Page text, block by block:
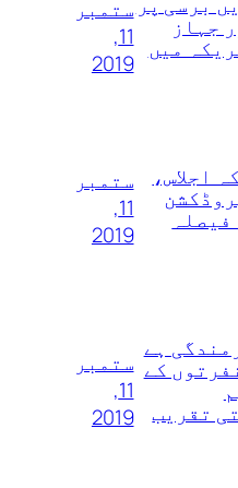
جہاز
میں
ستمبر
11,
2019
اجلاس،
ستمبر
11,
2019
ہے
کے
تقریب
ستمبر
11,
2019